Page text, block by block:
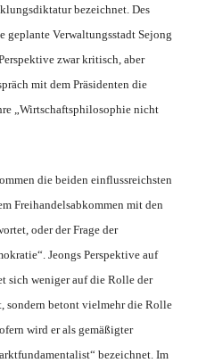
bezeichnet. Des
geplante Verwaltungsstadt Sejong
zwar kritisch, aber
mit dem Präsidenten die
„Wirtschaftsphilosophie nicht
die beiden einflussreichsten
Freihandelsabkommen mit den
oder der Frage der
Jeongs Perspektive auf
sich weniger auf die Rolle der
sondern betont vielmehr die Rolle
wird er als gemäßigter
bezeichnet. Im